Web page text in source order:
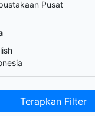
Pusat
Terapkan Filter